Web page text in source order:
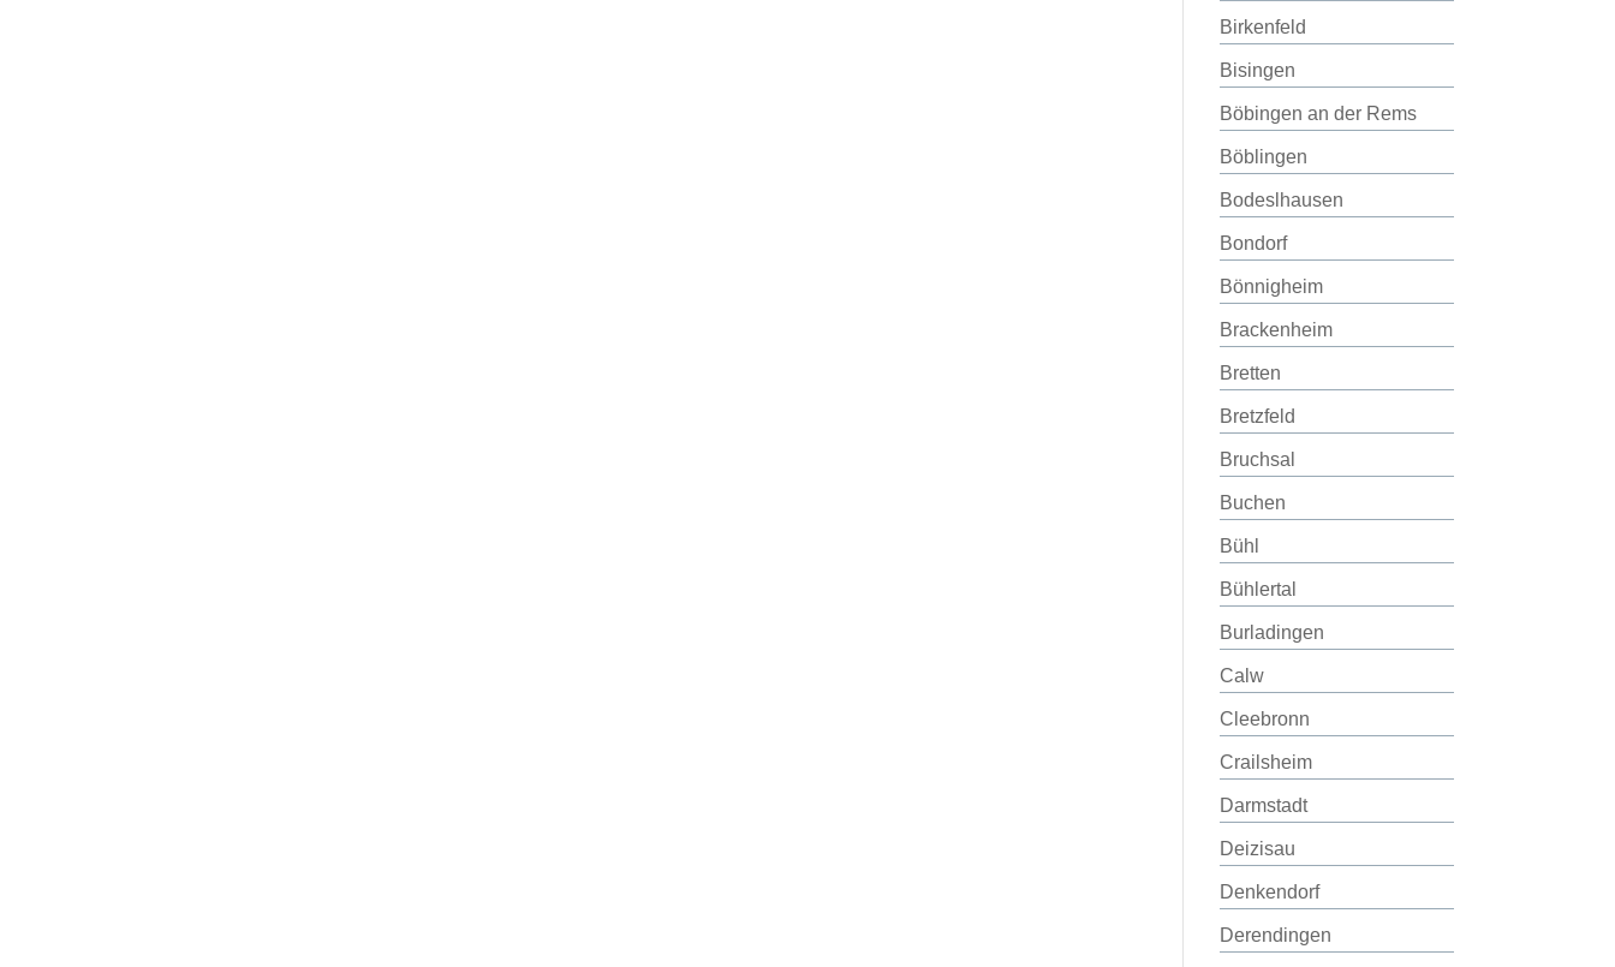
Birkenfeld
Bisingen
Böbingen an der Rems
Böblingen
Bodeslhausen
Bondorf
Bönnigheim
Brackenheim
Bretten
Bretzfeld
Bruchsal
Buchen
Bühl
Bühlertal
Burladingen
Calw
Cleebronn
Crailsheim
Darmstadt
Deizisau
Denkendorf
Derendingen